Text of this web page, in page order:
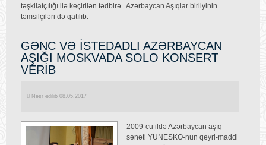
təşkilatçılığı ilə keçirilən tədbirə Azərbaycan Aşıqlar birliyinin
təmsilçiləri də qatılıb.
GƏNC VƏ İSTEDADLI AZƏRBAYCAN
AŞIĞI MOSKVADA SOLO KONSERT
VERİB
Nəşr edilib 08.05.2017
2009-cu ildə Azərbaycan aşıq
sənəti YUNESKO-nun qeyri-maddi